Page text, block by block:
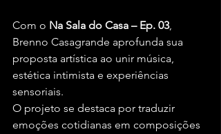
Com o Na Sala do Casa – Ep. 03,
Brenno Casagrande aprofunda sua
proposta artística ao unir música,
estética intimista e experiências
sensoriais.
O projeto se destaca por traduzir
emoções cotidianas em composições